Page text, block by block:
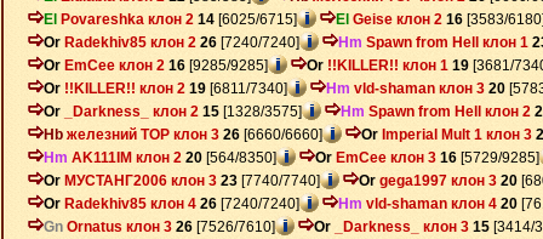
El Povareshka клон 2 14 [6025/6715] El Geise клон 2 16 [3583/
Or Radekhiv85 клон 2 26 [7240/7240] Hm Spawn from Hell клон 1
Or EmCee клон 2 16 [9285/9285] Or !!KILLER!! клон 1 19 [3681/
Or !!KILLER!! клон 2 19 [6811/7340] Hm vld-shaman клон 3 20
Or
_Darkness_ клон 2 15 [1328/3575] Hm Spawn from Hell клон 2
Hb железний ТОР клон 3 26 [6660/6660] Or Imperial Mult 1 клон 3
Hm AK111IM клон 2 20 [564/8350] Or EmCee клон 3 16 [5729/9285]
Or МУСТАНГ2006 клон 3 23 [7740/7740] Or gega1997 клон 3 20
Or Radekhiv85 клон 4 26 [7240/7240] Hm vld-shaman клон 4 20
Gn Ornatus клон 3 26 [7526/7610] Or _Darkness_ клон 3 15 [3414/